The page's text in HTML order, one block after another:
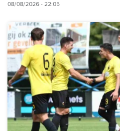
08/08/2026 - 22:05